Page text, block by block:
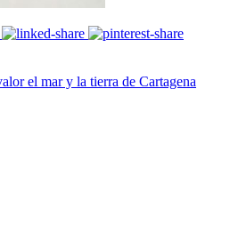
el mar y la tierra de Cartagena